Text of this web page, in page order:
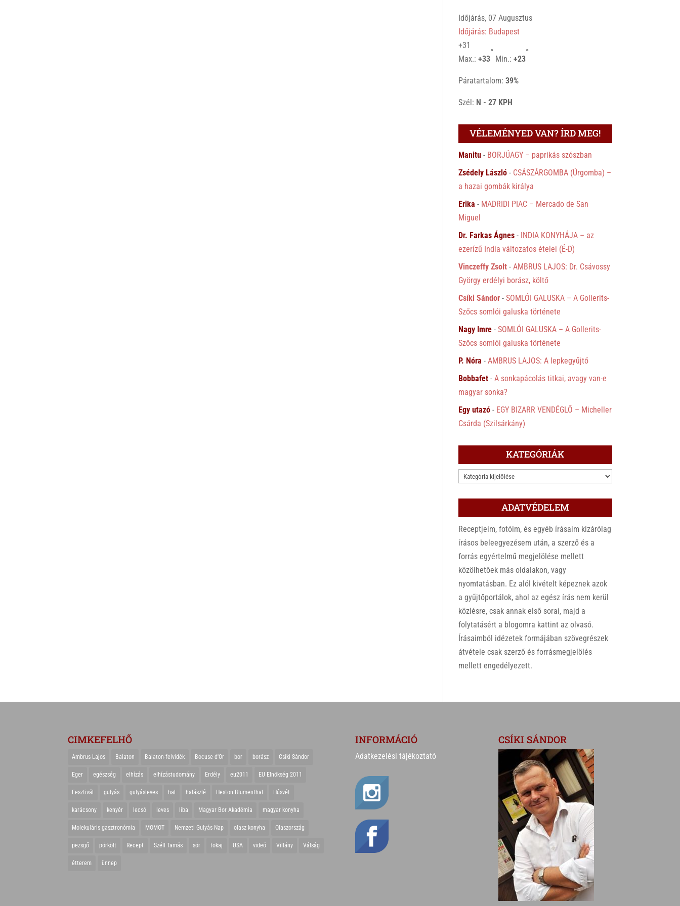
Időjárás, 07 Augusztus
Időjárás: Budapest
+31
Max.:+33
°
Min.:+23
°
Páratartalom:39%
Szél: N - 27 KPH
VÉLEMÉNYED VAN? ÍRD MEG!
Manitu - BORJÚAGY – paprikás szószban
Zsédely László - CSÁSZÁRGOMBA (Úrgomba) –
a hazai gombák királya
Erika - MADRIDI PIAC – Mercado de San
Miguel
Dr. Farkas Ágnes - INDIA KONYHÁJA – az
ezerízű India változatos ételei (É-D)
Vinczeffy Zsolt -AMBRUS LAJOS: Dr. Csávossy
György erdélyi borász, költő
Csíki Sándor -SOMLÓI GALUSKA – A Gollerits-
Szőcs somlói galuska története
Nagy Imre -SOMLÓI GALUSKA – A Gollerits-
Szőcs somlói galuska története
P. Nóra -AMBRUS LAJOS: A lepkegyűjtő
Bobbafet -A sonkapácolás titkai, avagy van-e
magyar sonka?
Egy utazó - EGY BIZARR VENDÉGLŐ – Micheller
Csárda (Szilsárkány)
KATEGÓRIÁK
KATEGÓRIÁK
ADATVÉDELEM
Receptjeim, fotóim, és egyéb írásaim kizárólag
írásos beleegyezésem után, a szerző és a
forrás egyértelmű megjelölése mellett
közölhetőek más oldalakon, vagy
nyomtatásban. Ez alól kivételt képeznek azok
a gyűjtőportálok, ahol az egész írás nem kerül
közlésre, csak annak első sorai, majd a
folytatásért a blogomra kattint az olvasó.
Írásaimból idézetek formájában szövegrészek
átvétele csak szerző és forrásmegjelölés
mellett engedélyezett.
CIMKEFELHŐ
Ambrus Lajos Balaton Balaton-felvidék Bocuse d'Or bor borász Csíki Sándor
Eger egészség elhízás elhízástudomány Erdély eu2011 EU Elnökség 2011
Fesztivál gulyás gulyásleves hal halászlé Heston Blumenthal Húsvét
karácsony kenyér lecsó leves liba Magyar Bor Akadémia magyar konyha
Molekuláris gasztronómia MOMOT Nemzeti Gulyás Nap olasz konyha Olaszország
pezsgő pörkölt Recept Széll Tamás sör tokaj USA videó Villány Válság
étterem ünnep
INFORMÁCIÓ
Adatkezelési tájékoztató
CSÍKI SÁNDOR